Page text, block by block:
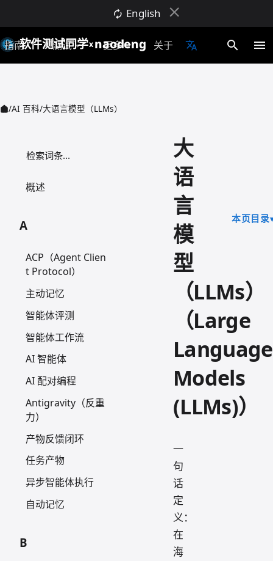
autorenew English
close
软件测试同学X naodeng
指南 AI测试expand_more 更多expand_more 关于 translate search menu
/AI 百科/大语言模型（LLMs）
检索词条
概述
A
ACP（Agent Clien
t Protocol）
主动记忆
智能体评测
智能体工作流
AI 智能体
AI 配对编程
Antigravity（反重
力）
产物反馈闭环
任务产物
异步智能体执行
自动记忆
B
大
语
言
模
型
（LLMs）
（Large
Language
Models
(LLMs)）
一
句
话
定
义：
在
海
本页目录